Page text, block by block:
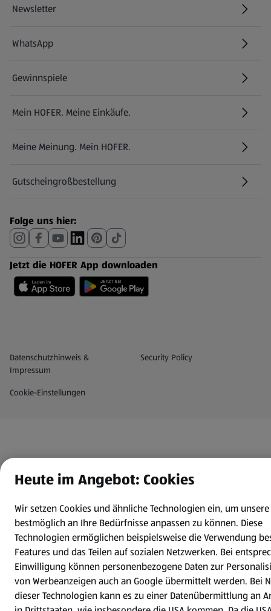
Newsletter
WhatsApp
Gewinnspiele
Mein HOFER. Meine Einkäufe.
Meine Meinung. Mein HOFER.
Gutscheingroßbestellung
(öffnet in einem neuen Tab)
Folge uns hier:
Jetzt die HOFER App downloaden
Datenschutz- und Richtlinienmenü
Datenschutzhinweis &
Impressum
Security Policy
(öffnet in einem neuen Tab)
Cookie-Einstellungen
Heute im Angebot: Cookies
Wir setzen Cookies und ähnliche Technologien ein, um
bestmöglich an Ihre Bedürfnisse anpassen zu können. Diese
Technologien ermöglichen beispielsweise die Verwendung
Features und das Teilen auf sozialen Netzwerken. Bei
Einwilligung können personenbezogene Daten zur
von Werbeanzeigen auch an Google übermittelt werden. Bei
dieser Technologien kann es zu einer Datenübermittlung an